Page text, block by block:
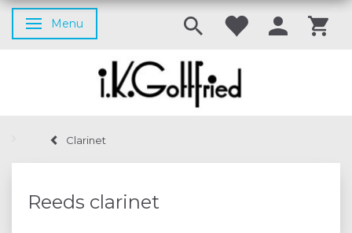
Toggle navigation
Menu
Clarinet
Reeds clarinet